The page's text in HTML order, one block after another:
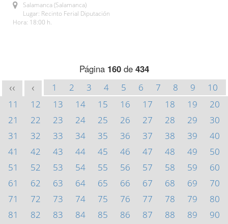
Salamanca (Salamanca)
Lugar: Recinto Ferial Diputación
Hora: 18:00 h.
Página 160de 434
<< < 1 2 3 4 5 6 7 8 9
10
11
12 13 14 15 16 17 18 19
20
21
22 23 24 25 26 27 28 29
30
31
32 33 34 35 36 37 38 39
40
41
42 43 44 45 46 47 48 49
50
51
52 53 54 55 56 57 58 59
60
61
62 63 64 65 66 67 68 69
70
71
72 73 74 75 76 77 78 79
80
81
82 83 84 85 86 87 88 89
90